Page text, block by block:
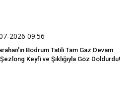
2026 09:56
Bodrum Tatili Tam Gaz Devam
Keyfi ve Şıklığıyla Göz Doldurdu!